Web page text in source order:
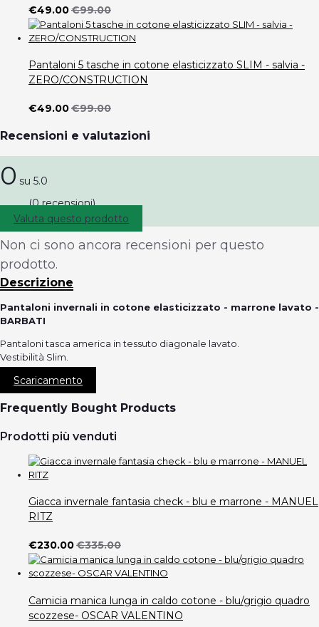
€49.00€99.00
Pantaloni 5 tasche in cotone elasticizzato SLIM - salvia -
ZERO/CONSTRUCTION
€49.00€99.00
Recensioni e valutazioni
0 su 5.0
(0 recensioni)
Valuta questo prodotto
Non ci sono ancora recensioni per questo
prodotto.
Descrizione
Pantaloni invernali in cotone elasticizzato - marrone lavato -
BARBATI
Pantaloni tasca america in tessuto diagonale lavato.
Vestibilità Slim.
Scaricamento
Frequently Bought Products
Prodotti più venduti
Giacca invernale fantasia check - blu e marrone - MANUEL
RITZ
€230.00€335.00
Camicia manica lunga in caldo cotone - blu/grigio quadro
scozzese- OSCAR VALENTINO